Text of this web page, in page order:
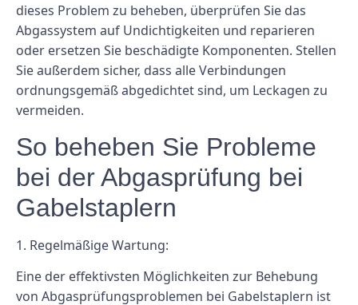
dieses Problem zu beheben, überprüfen Sie das
Abgassystem auf Undichtigkeiten und reparieren
oder ersetzen Sie beschädigte Komponenten. Stellen
Sie außerdem sicher, dass alle Verbindungen
ordnungsgemäß abgedichtet sind, um Leckagen zu
vermeiden.
So beheben Sie Probleme
bei der Abgasprüfung bei
Gabelstaplern
1. Regelmäßige Wartung:
Eine der effektivsten Möglichkeiten zur Behebung
von Abgasprüfungsproblemen bei Gabelstaplern ist